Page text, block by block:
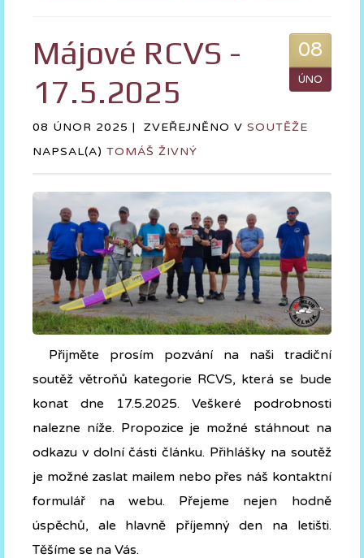
08
ÚNO
Májové RCVS -
17.5.2025
08 ÚNOR 2025 | ZVEŘEJNĚNO V SOUTĚŽE
NAPSAL(A) TOMÁŠ ŽIVNÝ
Přijměte prosím pozvání na naši tradiční
soutěž větroňů kategorie RCVS, která se bude
konat dne 17.5.2025. Veškeré podrobnosti
nalezne níže. Propozice je možné stáhnout na
odkazu v dolní části článku. Přihlášky na soutěž
je možné zaslat mailem nebo přes náš kontaktní
formulář na webu. Přejeme nejen hodně
úspěchů, ale hlavně příjemný den na letišti.
Těšíme se na Vás.